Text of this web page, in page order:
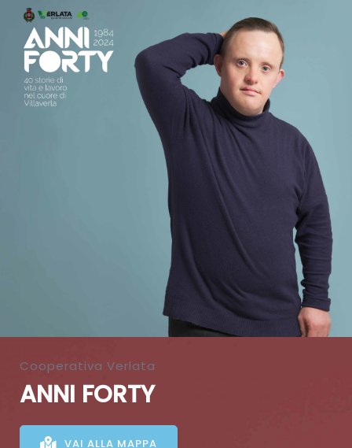
Cooperativa Verlata
ANNI FORTY
VAI ALLA MAPPA